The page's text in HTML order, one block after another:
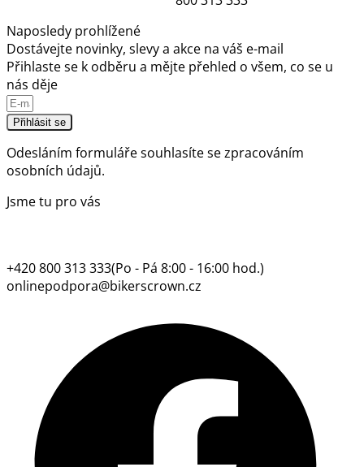
Naposledy prohlížené
Dostávejte novinky, slevy a akce na váš e-mail
Přihlaste se k odběru a mějte přehled o všem, co se u
nás děje
Přihlásit se
Odesláním formuláře souhlasíte sezpracováním
osobních údajů.
Jsme tu pro vás
+420 800 313 333(Po - Pá 8:00 - 16:00 hod.)
onlinepodpora@bikerscrown.cz